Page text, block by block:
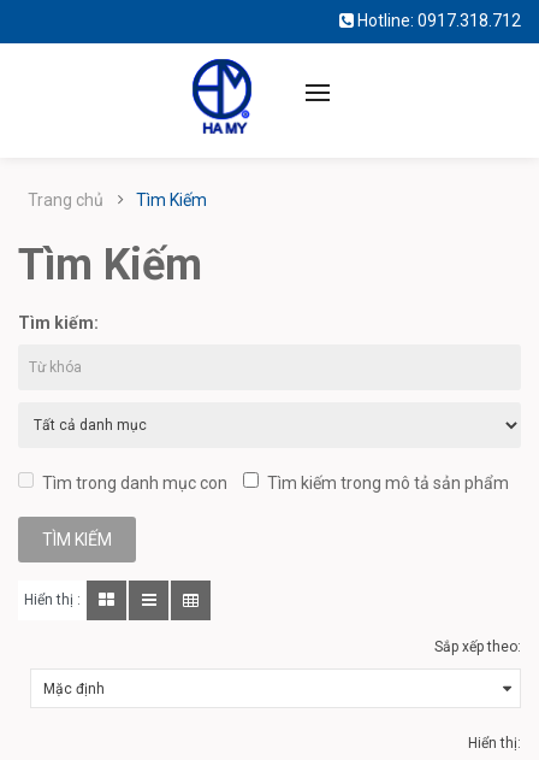
Hotline: 0917.318.712
Trang chủ Tìm Kiếm
Tìm Kiếm
Tìm kiếm:
Tìm trong danh mục con Tìm kiếm trong mô tả sản phẩm
Hiển thị :
Sắp xếp theo:
Hiển thị: